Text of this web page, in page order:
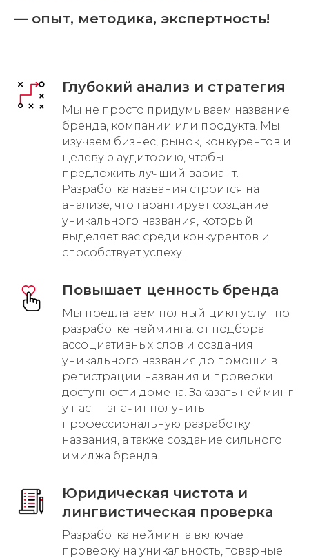
— опыт, методика, экспертность!
Глубокий анализ и стратегия
Мы не просто придумываем название
бренда, компании или продукта. Мы
изучаем бизнес, рынок, конкурентов и
целевую аудиторию, чтобы
предложить лучший вариант.
Разработка названия строится на
анализе, что гарантирует создание
уникального названия, который
выделяет вас среди конкурентов и
способствует успеху.
Повышает ценность бренда
Мы предлагаем полный цикл услуг по
разработке нейминга: от подбора
ассоциативных слов и создания
уникального названия до помощи в
регистрации названия и проверки
доступности домена. Заказать нейминг
у нас — значит получить
профессиональную разработку
названия, а также создание сильного
имиджа бренда.
Юридическая чистота и
лингвистическая проверка
Разработка нейминга включает
проверку на уникальность, товарные